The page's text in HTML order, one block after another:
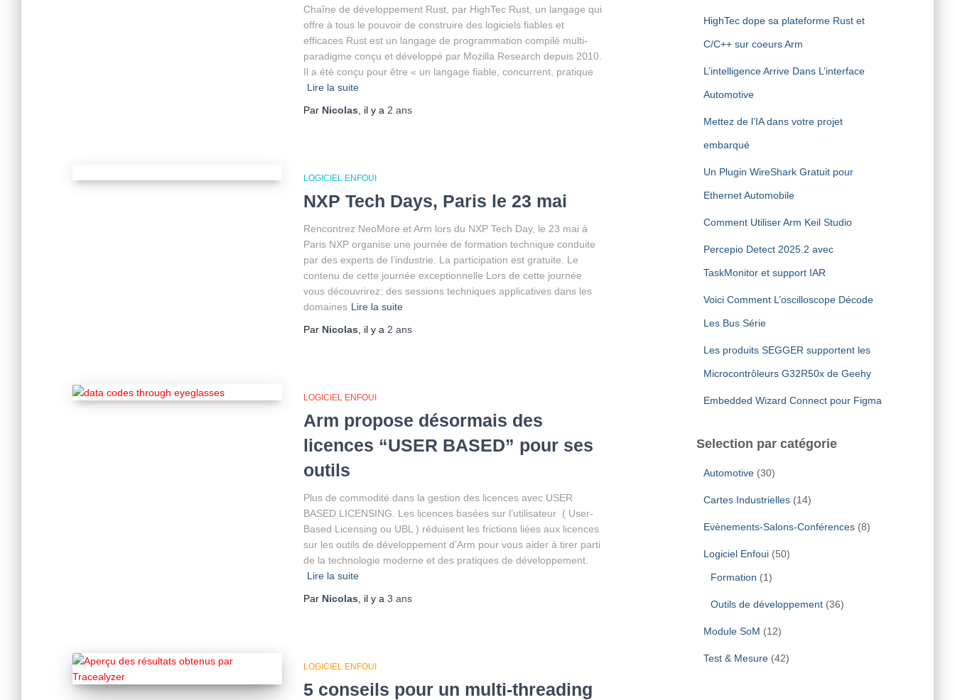
Chaîne de développement Rust, par HighTec Rust, un langage qui
offre à tous le pouvoir de construire des logiciels fiables et
efficaces Rust est un langage de programmation compilé multi-
paradigme conçu et développé par Mozilla Research depuis 2010.
Il a été conçu pour être « un langage fiable, concurrent, pratique
Lire la suite
Par Nicolas , il y a 2 ans
LOGICIEL ENFOUI
NXP Tech Days, Paris le 23 mai
Rencontrez NeoMore et Arm lors du NXP Tech Day, le 23 mai à
Paris NXP organise une journée de formation technique conduite
par des experts de l’industrie. La participation est gratuite. Le
contenu de cette journée exceptionnelle Lors de cette journée
vous découvrirez: des sessions techniques applicatives dans les
domaines Lire la suite
Par Nicolas , il y a 2 ans
LOGICIEL ENFOUI
Arm propose désormais des
licences “USER BASED” pour ses
outils
Plus de commodité dans la gestion des licences avec USER
BASED LICENSING. Les licences basées sur l’utilisateur ( User-
Based Licensing ou UBL ) réduisent les frictions liées aux licences
sur les outils de développement d’Arm pour vous aider à tirer parti
de la technologie moderne et des pratiques de développement.
Lire la suite
Par Nicolas , il y a 3 ans
LOGICIEL ENFOUI
5 conseils pour un multi-threading
HighTec dope sa plateforme Rust et
C/C++ sur coeurs Arm
L’intelligence Arrive Dans L’interface
Automotive
Mettez de l’IA dans votre projet
embarqué
Un Plugin WireShark Gratuit pour
Ethernet Automobile
Comment Utiliser Arm Keil Studio
Percepio Detect 2025.2 avec
TaskMonitor et support IAR
Voici Comment L’oscilloscope Décode
Les Bus Série
Les produits SEGGER supportent les
Microcontrôleurs G32R50x de Geehy
Embedded Wizard Connect pour Figma
Selection par catégorie
Automotive(30)
Cartes Industrielles(14)
Evènements-Salons-Conférences(8)
Logiciel Enfoui(50)
Formation (1)
Outils de développement(36)
Module SoM (12)
Test & Mesure(42)